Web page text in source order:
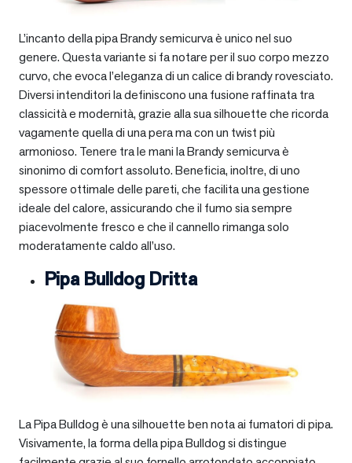
L’incanto della pipa Brandy semicurva è unico nel suo
genere. Questa variante si fa notare per il suo corpo mezzo
curvo, che evoca l’eleganza di un calice di brandy rovesciato.
Diversi intenditori la definiscono una fusione raffinata tra
classicità e modernità, grazie alla sua silhouette che ricorda
vagamente quella di una pera ma con un twist più
armonioso. Tenere tra le mani la Brandy semicurva è
sinonimo di comfort assoluto. Beneficia, inoltre, di uno
spessore ottimale delle pareti, che facilita una gestione
ideale del calore, assicurando che il fumo sia sempre
piacevolmente fresco e che il cannello rimanga solo
moderatamente caldo all’uso.
Pipa Bulldog Dritta
La Pipa Bulldog è una silhouette ben nota ai fumatori di pipa.
Visivamente, la forma della pipa Bulldog si distingue